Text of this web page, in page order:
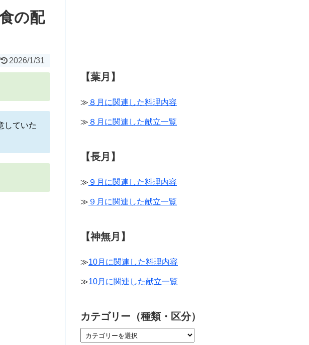
の配
2026/1/31
していた
【葉月】
≫ ８月に関連した料理内容
≫ ８月に関連した献立一覧
【長月】
≫ ９月に関連した料理内容
≫ ９月に関連した献立一覧
【神無月】
≫10月に関連した料理内容
≫10月に関連した献立一覧
カテゴリー（種類・区分）